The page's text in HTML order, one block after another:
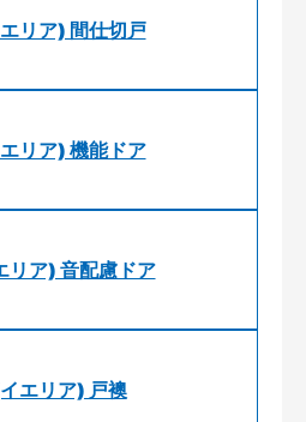
リア) 間仕切戸
リア) 機能ドア
ア) 音配慮ドア
エリア) 戸襖